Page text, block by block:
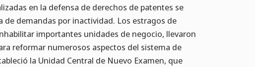
en la defensa de derechos de patentes se
demandas por inactividad. Los estragos de
importantes unidades de negocio, llevaron
reformar numerosos aspectos del sistema de
la Unidad Central de Nuevo Examen, que